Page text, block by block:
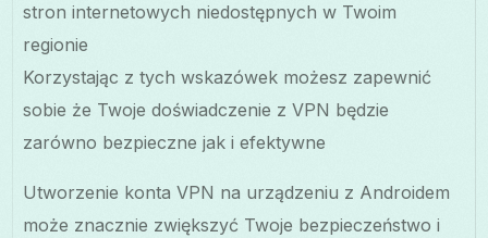
stron internetowych niedostępnych w Twoim
regionie
Korzystając z tych wskazówek możesz zapewnić
sobie że Twoje doświadczenie z VPN będzie
zarówno bezpieczne jak i efektywne
Utworzenie konta VPN na urządzeniu z Androidem
może znacznie zwiększyć Twoje bezpieczeństwo i